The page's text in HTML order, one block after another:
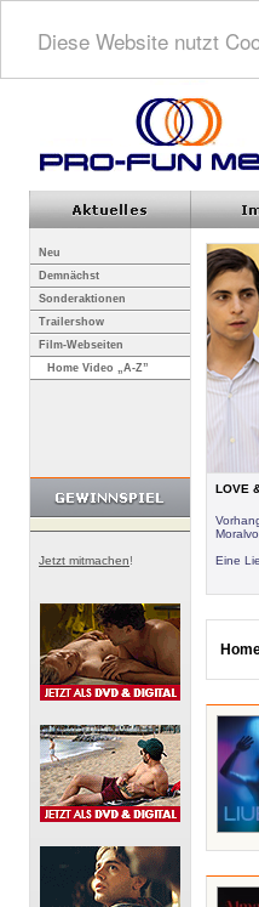
Diese Website nutzt
Neu
Demnächst
Sonderaktionen
Trailershow
Film-Webseiten
Home Video „A-Z”
Jetzt mitmachen!
LOVE
Eine